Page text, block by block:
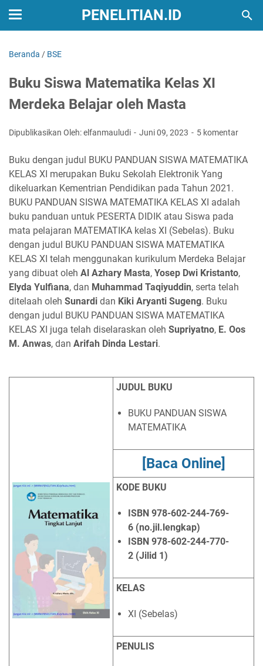
PENELITIAN.ID
Beranda / BSE
Buku Siswa Matematika Kelas XI
Merdeka Belajar oleh Masta
Dipublikasikan Oleh: elfanmauludi Juni 09, 2023 5 komentar
Buku dengan judul BUKU PANDUAN SISWA MATEMATIKA
KELAS XI merupakan Buku Sekolah Elektronik Yang
dikeluarkan Kementrian Pendidikan pada Tahun 2021.
BUKU PANDUAN SISWA MATEMATIKA KELAS XI adalah
buku panduan untuk PESERTA DIDIK atau Siswa pada
mata pelajaran MATEMATIKA kelas XI (Sebelas). Buku
dengan judul BUKU PANDUAN SISWA MATEMATIKA
KELAS XI telah menggunakan kurikulum Merdeka Belajar
yang dibuat oleh Al Azhary Masta, Yosep Dwi Kristanto,
Elyda Yulfiana, dan Muhammad Taqiyuddin, serta telah
ditelaah oleh Sunardi dan Kiki Aryanti Sugeng. Buku
dengan judul BUKU PANDUAN SISWA MATEMATIKA
KELAS XI juga telah diselaraskan oleh Supriyatno, E. Oos
M. Anwas, dan Arifah Dinda Lestari.
JUDUL BUKU
BUKU PANDUAN SISWA
MATEMATIKA
[Baca Online]
KODE BUKU
ISBN 978-602-244-769-
6 (no.jil.lengkap)
ISBN 978-602-244-770-
2 (Jilid 1)
KELAS
XI (Sebelas)
PENULIS